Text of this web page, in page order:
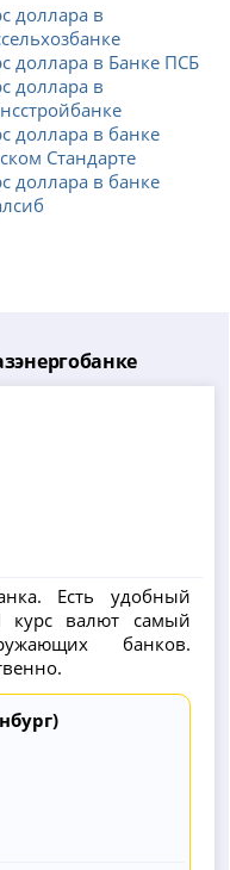
доллара в
доллара в Банке ПСБ
доллара в
доллара в банке
Стандарте
доллара в банке
Есть удобный
валют самый
банков.